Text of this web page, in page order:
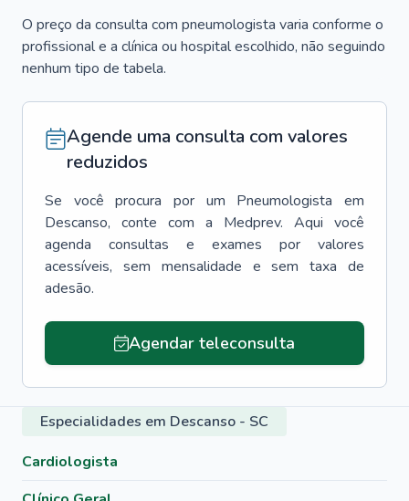
O preço da consulta com pneumologista varia conforme o
profissional e a clínica ou hospital escolhido, não seguindo
nenhum tipo de tabela.
Agende uma consulta com valores
reduzidos
Se você procura por um Pneumologista
em
Descanso, conte com a Medprev. Aqui você
agenda consultas e exames por valores
acessíveis, sem mensalidade e sem taxa de
adesão.
Agendar teleconsulta
Especialidades em Descanso - SC
Cardiologista